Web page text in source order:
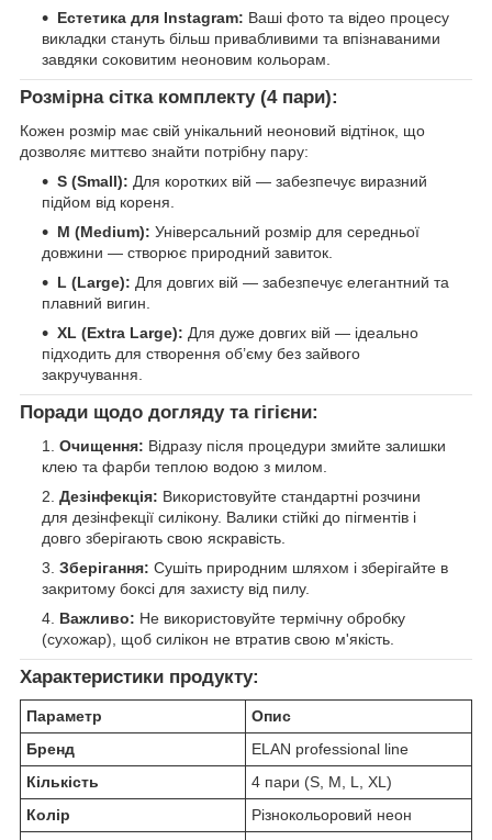
Естетика для Instagram: Ваші фото та відео процесу
викладки стануть більш привабливими та впізнаваними
завдяки соковитим неоновим кольорам.
Розмірна сітка комплекту (4 пари):
Кожен розмір має свій унікальний неоновий відтінок, що
дозволяє миттєво знайти потрібну пару:
S (Small): Для коротких вій — забезпечує виразний
підйом від кореня.
M (Medium): Універсальний розмір для середньої
довжини — створює природний завиток.
L (Large): Для довгих вій — забезпечує елегантний та
плавний вигин.
XL (Extra Large): Для дуже довгих вій — ідеально
підходить для створення об’єму без зайвого
закручування.
Поради щодо догляду та гігієни:
Очищення: Відразу після процедури змийте залишки
клею та фарби теплою водою з милом.
Дезінфекція: Використовуйте стандартні розчини
для дезінфекції силікону. Валики стійкі до пігментів і
довго зберігають свою яскравість.
Зберігання: Сушіть природним шляхом і зберігайте в
закритому боксі для захисту від пилу.
Важливо: Не використовуйте термічну обробку
(сухожар), щоб силікон не втратив свою м'якість.
Характеристики продукту:
Параметр
Опис
Бренд
ELAN professional line
Кількість
4 пари (S, M, L, XL)
Колір
Різнокольоровий неон